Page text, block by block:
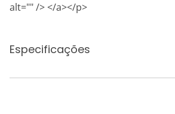
alt="" /> </a></p>
Especificações